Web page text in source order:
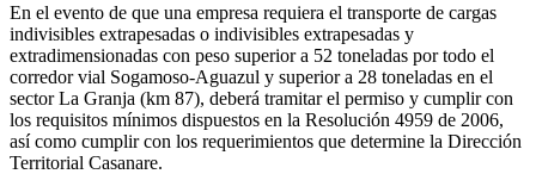
En el evento de que una empresa requiera el transporte de cargas
indivisibles extrapesadas o indivisibles extrapesadas y
extradimensionadas con peso superior a 52 toneladas por todo el
corredor vial Sogamoso-Aguazul y superior a 28 toneladas en el
sector La Granja (km 87), deberá tramitar el permiso y cumplir con
los requisitos mínimos dispuestos en la Resolución 4959 de 2006,
así como cumplir con los requerimientos que determine la Dirección
Territorial Casanare.